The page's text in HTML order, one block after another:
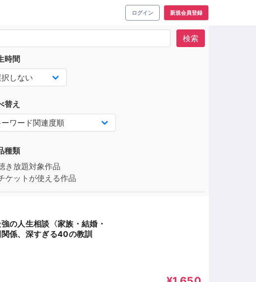
ログイン 新規会員登録
検索
時間
替え
種類
き放題対象作品
ケットが使える作品
の人生相談〈家族・結婚・
係、深すぎる40の教訓